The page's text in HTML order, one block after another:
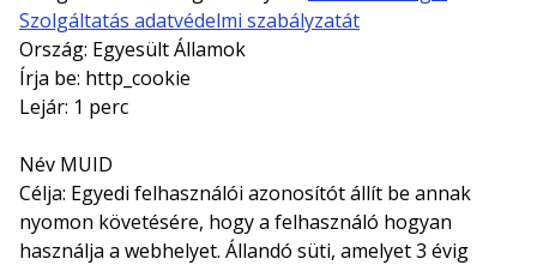
Szolgáltatás adatvédelmi szabályzatát
Ország: Egyesült Államok
Írja be: http_cookie
Lejár: 1 perc
Név MUID
Célja: Egyedi felhasználói azonosítót állít be annak
nyomon követésére, hogy a felhasználó hogyan
használja a webhelyet. Állandó süti, amelyet 3 évig